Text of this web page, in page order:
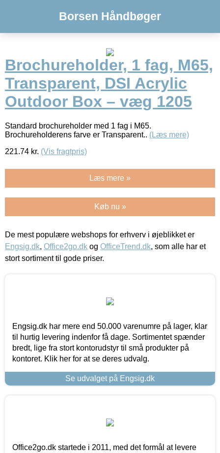
Borsen Håndbøger
Brochureholder, 1 fag, M65,
Transparent, DSI Acrylic
Outdoor Box – væg 1205
Standard brochureholder med 1 fag i M65.
Brochureholderens farve er Transparent.. (Læs mere)
221.74 kr. (Vis fragtpris)
Læs mere »
Køb nu »
De mest populære webshops for erhverv i øjeblikket er
Engsig.dk, Office2go.dk og OfficeTrend.dk, som alle har et
stort sortiment til gode priser.
Engsig.dk har mere end 50.000 varenumre på lager, klar
til hurtig levering indenfor få dage. Sortimentet spænder
bredt, lige fra stort kontorudstyr til små produkter på
kontoret. Klik her for at se deres udvalg.
Se udvalget på Engsig.dk
Office2go.dk startede i 2011, med det formål at levere